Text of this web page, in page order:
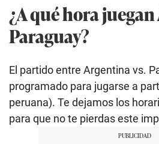
¿A qué hora
Paraguay?
El partido entre Argentina vs.
programado para jugarse a
peruana). Te dejamos los
para que no te pierdas este